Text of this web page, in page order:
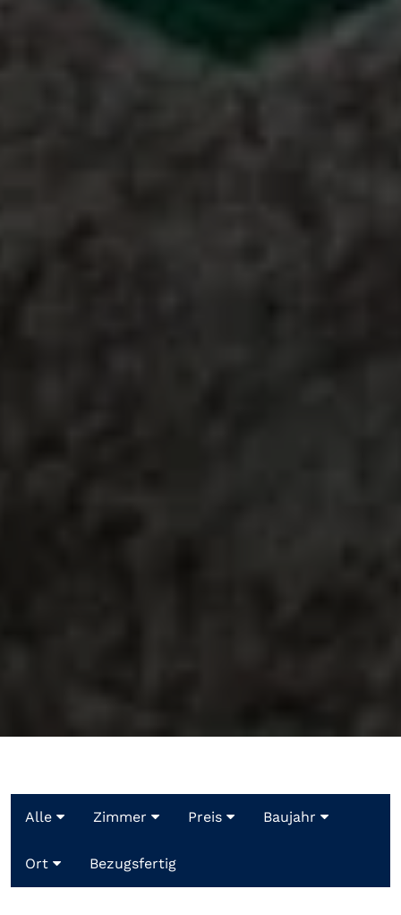
Alle Zimmer Preis Baujahr
Ort Bezugsfertig